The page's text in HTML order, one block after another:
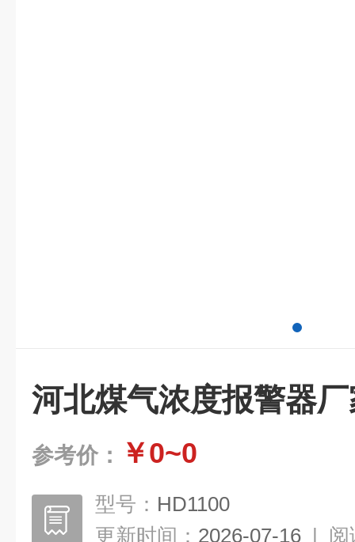
河北煤气浓度报警器
参考价： ￥0~0
型号： HD1100
更新时间： 2026-07-16 | 阅